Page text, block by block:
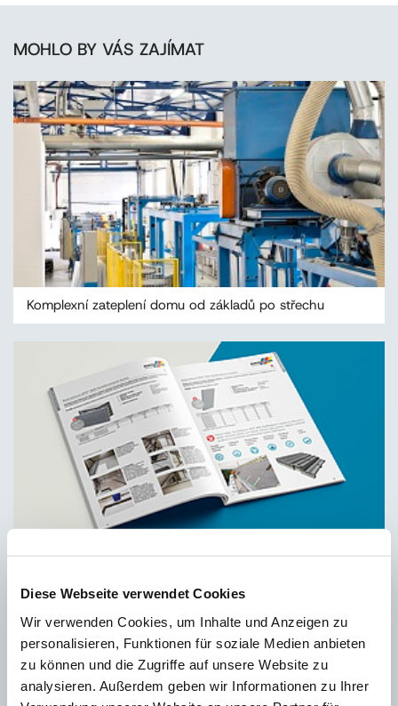
Diese Webseite verwendet Cookies
Wir verwenden Cookies, um Inhalte und Anzeigen zu
personalisieren, Funktionen für soziale Medien anbieten
zu können und die Zugriffe auf unsere Website zu
analysieren. Außerdem geben wir Informationen zu Ihrer
MOHLO BY VÁS ZAJÍMAT
Komplexní zateplení domu od základů po střechu